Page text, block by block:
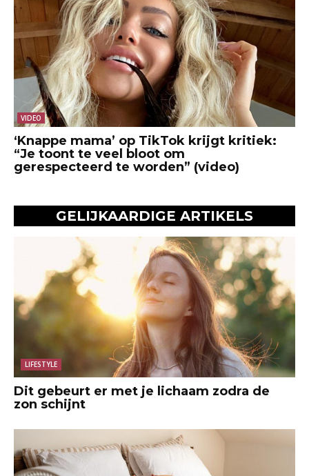
VIDEO
‘Knappe mama’ op TikTok krijgt kritiek:
“Je toont te veel bloot om
gerespecteerd te worden” (video)
GELIJKAARDIGE ARTIKELS
LIFESTYLE
Dit gebeurt er met je lichaam zodra de
zon schijnt